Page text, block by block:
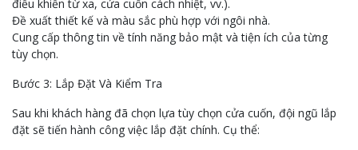
điều khiển từ xa, cửa cuốn cách nhiệt, vv.).
Đề xuất thiết kế và màu sắc phù hợp với ngôi nhà.
Cung cấp thông tin về tính năng bảo mật và tiện ích của từng
tùy chọn.
Bước 3: Lắp Đặt Và Kiểm Tra
Sau khi khách hàng đã chọn lựa tùy chọn cửa cuốn, đội ngũ lắp
đặt sẽ tiến hành công việc lắp đặt chính. Cụ thể: